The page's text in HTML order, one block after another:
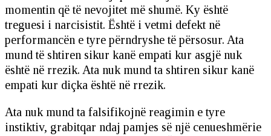
momentin që të nevojitet më shumë. Ky është
treguesi i narcisistit. Është i vetmi defekt në
performancën e tyre përndryshe të përsosur. Ata
mund të shtiren sikur kanë empati kur asgjë nuk
është në rrezik. Ata nuk mund ta shtiren sikur kanë
empati kur diçka është në rrezik.
Ata nuk mund ta falsifikojnë reagimin e tyre
instiktiv, grabitqar ndaj pamjes së një cenueshmërie